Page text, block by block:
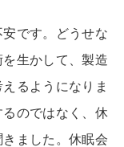
です。どうせな
を生かして、製造
るようになりま
のではなく、休
きました。休眠会